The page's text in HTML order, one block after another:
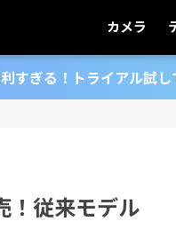
カメラ
ぎる！トライアル試し
従来モデル